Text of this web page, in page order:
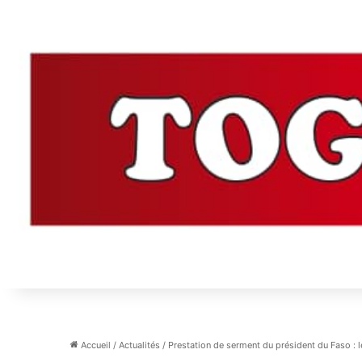
Accueil / Actualités / Prestation de serment du président du Faso :